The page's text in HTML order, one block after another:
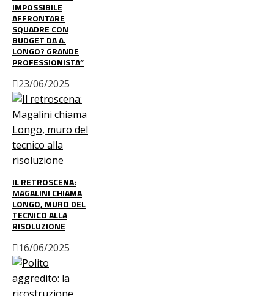
IMPOSSIBILE
AFFRONTARE
SQUADRE CON
BUDGET DA A.
LONGO? GRANDE
PROFESSIONISTA”
23/06/2025
IL RETROSCENA:
MAGALINI CHIAMA
LONGO, MURO DEL
TECNICO ALLA
RISOLUZIONE
16/06/2025